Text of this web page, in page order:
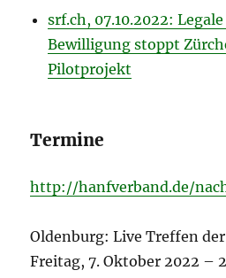
srf.ch, 07.10.2022:
Bewilligung stoppt
Pilotprojekt
Termine
http://hanfverband.de/
Oldenburg: Live Treffen
Freitag, 7. Oktober 2022 –